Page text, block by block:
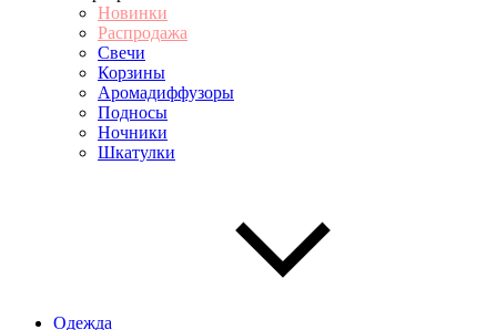
Новинки
Распродажа
Свечи
Корзины
Аромадиффузоры
Подносы
Ночники
Шкатулки
Одежда